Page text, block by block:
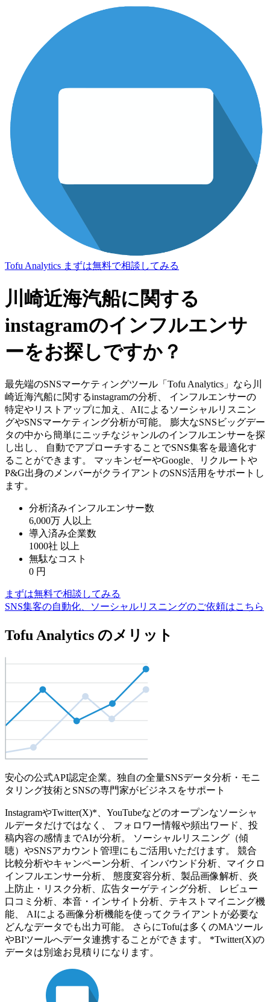
Tofu Analytics まずは無料で相談してみる
川崎近海汽船に関する
instagramのインフルエンサ
ーをお探しですか？
最先端のSNSマーケティングツール「Tofu Analytics」なら川
崎近海汽船に関するinstagramの分析、 インフルエンサーの
特定やリストアップに加え、AIによるソーシャルリスニン
グやSNSマーケティング分析が可能。 膨大なSNSビッグデー
タの中から簡単にニッチなジャンルのインフルエンサーを探
し出し、 自動でアプローチすることでSNS集客を最適化す
ることができます。 マッキンゼーやGoogle、リクルートや
P&G出身のメンバーがクライアントのSNS活用をサポートし
ます。
分析済みインフルエンサー数
6,000万 人以上
導入済み企業数
1000社 以上
無駄なコスト
0 円
まずは無料で相談してみる
SNS集客の自動化、ソーシャルリスニングのご依頼はこちら
Tofu Analytics のメリット
安心の公式API認定企業。独自の全量SNSデータ分析・モニ
タリング技術とSNSの専門家がビジネスをサポート
InstagramやTwitter(X)*、YouTubeなどのオープンなソーシャ
ルデータだけではなく、 フォロワー情報や頻出ワード、投
稿内容の感情までAIが分析。 ソーシャルリスニング（傾
聴）やSNSアカウント管理にもご活用いただけます。 競合
比較分析やキャンペーン分析、インバウンド分析、マイクロ
インフルエンサー分析、 態度変容分析、製品画像解析、炎
上防止・リスク分析、広告ターゲティング分析、 レビュー
口コミ分析、本音・インサイト分析、テキストマイニング機
能、 AIによる画像分析機能を使ってクライアントが必要な
どんなデータでも出力可能。 さらにTofuは多くのMAツール
やBIツールへデータ連携することができます。 *Twitter(X)の
データは別途お見積りになります。